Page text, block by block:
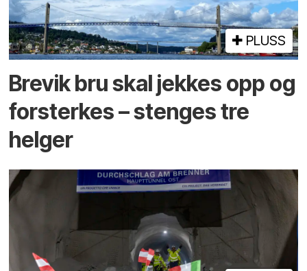
PLUSS
Brevik bru skal jekkes opp og
forsterkes – stenges tre
helger